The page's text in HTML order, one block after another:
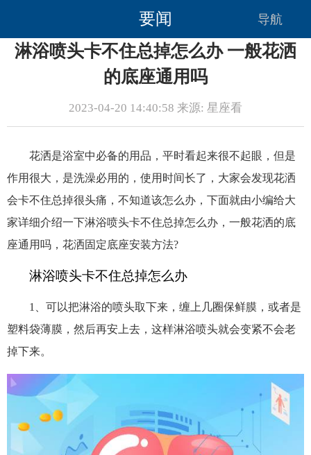
要闻 导航
淋浴喷头卡不住总掉怎么办 一般花洒
的底座通用吗
2023-04-20 14:40:58 来源: 星座看
花洒是浴室中必备的用品，平时看起来很不起眼，但是
作用很大，是洗澡必用的，使用时间长了，大家会发现花洒
会卡不住总掉很头痛，不知道该怎么办，下面就由小编给大
家详细介绍一下淋浴喷头卡不住总掉怎么办，一般花洒的底
座通用吗，花洒固定底座安装方法?
淋浴喷头卡不住总掉怎么办
1、可以把淋浴的喷头取下来，缠上几圈保鲜膜，或者是
塑料袋薄膜，然后再安上去，这样淋浴喷头就会变紧不会老
掉下来。